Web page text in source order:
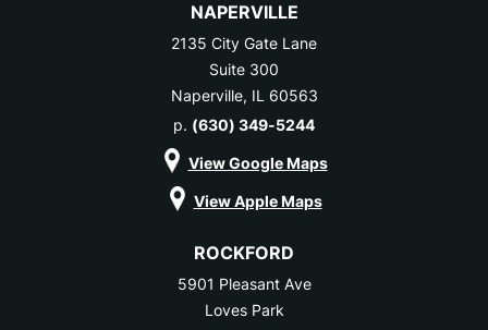
NAPERVILLE
2135 City Gate Lane
Suite 300
Naperville, IL 60563
p. (630) 349-5244
View Google Maps
View Apple Maps
ROCKFORD
5901 Pleasant Ave
Loves Park